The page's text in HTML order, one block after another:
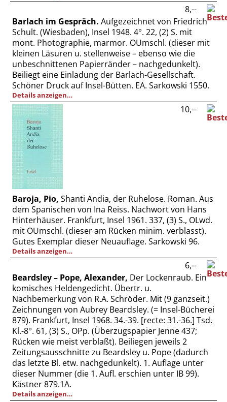
Barlach im Gespräch. Aufgezeichnet von Friedrich
Schult. (Wiesbaden), Insel 1948. 4°. 22, (2) S. mit
mont. Photographie, marmor. OUmschl. (dieser mit
kleinen Läsuren u. stellenweise – ebenso wie die
unbeschnittenen Papierränder – nachgedunkelt).
Beiliegt eine Einladung der Barlach-Gesellschaft.
Schöner Druck auf Insel-Bütten. EA. Sarkowski 1550.
Details anzeigen…
8,--
Baroja, Pio, Shanti Andia, der Ruhelose. Roman. Aus
dem Spanischen von Ina Reiss. Nachwort von Hans
Hinterhäuser. Frankfurt, Insel 1961. 337, (3) S., OLwd.
mit OUmschl. (dieser am Rücken minim. verblasst).
Gutes Exemplar dieser Neuauflage. Sarkowski 96.
Details anzeigen…
10,--
Beardsley – Pope, Alexander, Der Lockenraub. Ein
komisches Heldengedicht. Übertr. u.
Nachbemerkung von R.A. Schröder. Mit (9 ganzseit.)
Zeichnungen von Aubrey Beardsley. (= Insel-Bücherei
879). Frankfurt, Insel 1968. 34.-39. [recte: 31.-36.] Tsd.
Kl.-8°. 61, (3) S., OPp. (Überzugspapier Jenne 437;
Rücken wie meist verblaßt). Beiliegen jeweils 2
Zeitungsausschnitte zu Beardsley u. Pope (dadurch
das letzte Bl. etw. nachgedunkelt). 1. Auflage unter
dieser Nummer (die 1. Aufl. erschien unter IB 99).
Kästner 879.1A.
Details anzeigen…
6,--